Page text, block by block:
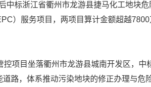
标浙江省衢州市龙游县捷马化工地块危
）服务项目，两项目算计金额超越
目坐落衢州市龙游县城南开发区，中
道路，体系推动污染地块的修正办理与